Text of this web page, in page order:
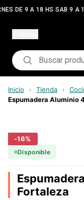
DE 9 A 18 HS SAB 9 A
Inicio › Tienda ›
Espumadera Aluminio
-16%
Disponible
Fortaleza